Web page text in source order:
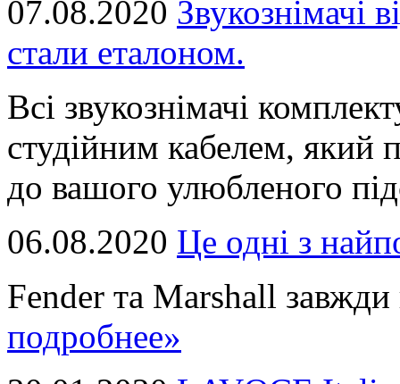
07.08.2020 Звукознімачі
стали еталоном.
Всі звукознімачі
студійним кабелем, який
до вашого улюбленого
06.08.2020 Це однi з
Fender та Marshall завжди
подробнее»